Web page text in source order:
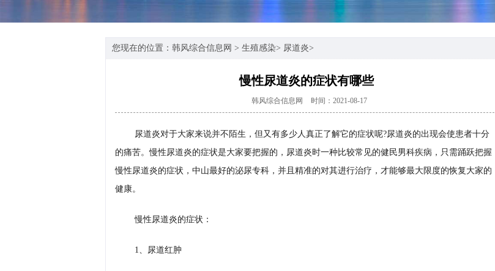
您现在的位置： 韩风综合信息网 > 生殖感染> 尿道炎>
慢性尿道炎的症状有哪些
韩风综合信息网 时间：2021-08-17
尿道炎对于大家来说并不陌生，但又有多少人真正了解它的症状呢?尿道炎的出现会使患者十分
的痛苦。慢性尿道炎的症状是大家要把握的，尿道炎时一种比较常见的健民男科疾病，只需踊跃把握
慢性尿道炎的症状，中山最好的泌尿专科，并且精准的对其进行治疗，才能够最大限度的恢复大家的
健康。
慢性尿道炎的症状：
1、尿道红肿